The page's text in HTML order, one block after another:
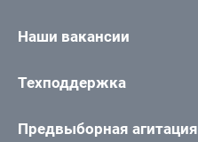
Наши вакансии
Техподдержка
Предвыборная агитация